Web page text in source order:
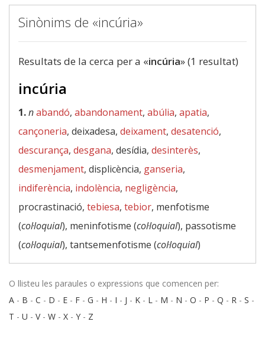
Sinònims de «incúria»
Resultats de la cerca per a «incúria» (1 resultat)
incúria
1.nabandó, abandonament, abúlia, apatia,
cançoneria, deixadesa, deixament, desatenció,
descurança, desgana, desídia, desinterès,
desmenjament, displicència, ganseria,
indiferència, indolència, negligència,
procrastinació, tebiesa, tebior, menfotisme
(col·loquial), meninfotisme (col·loquial), passotisme
(col·loquial), tantsemenfotisme (col·loquial)
O llisteu les paraules o expressions que comencen per:
A - B - C - D - E - F - G - H - I - J - K - L - M - N - O - P - Q - R - S -
T - U - V- W - X - Y - Z